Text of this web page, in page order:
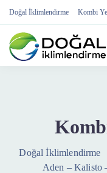
Doğal İklimlendirme Kombi
Doğal İklimlendirme
Aden – Kalisto